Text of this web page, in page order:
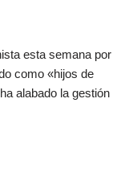
esta semana por
como «hijos de
alabado la gestión